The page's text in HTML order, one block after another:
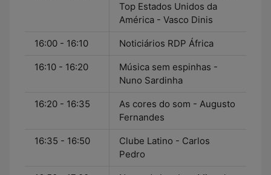
Top Estados Unidos da
América - Vasco Dinis
16:00 - 16:10 Noticiários RDP África
16:10 - 16:20
Música sem espinhas -
Nuno Sardinha
16:20 - 16:35
As cores do som - Augusto
Fernandes
16:35 - 16:50
Clube Latino - Carlos
Pedro